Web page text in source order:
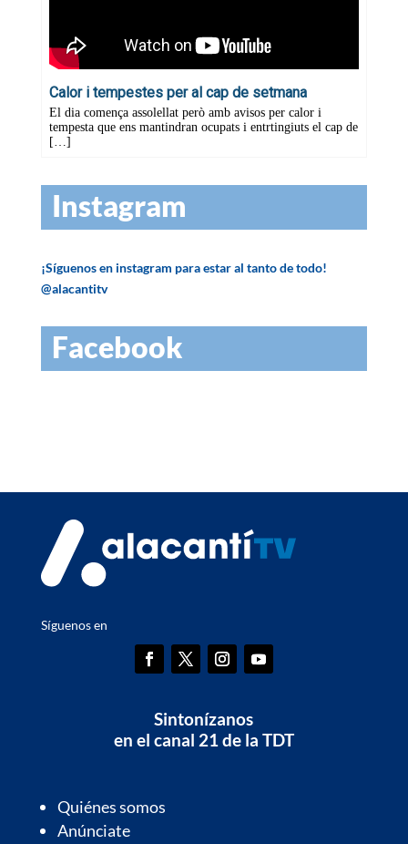
Instagram
¡Síguenos en instagram para estar al tanto de todo!
@alacantitv
Facebook
Síguenos en
Sintonízanos
en el canal 21 de la TDT
Quiénes somos
Anúnciate